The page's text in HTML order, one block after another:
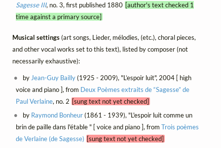
Sagesse III, no. 3, first published 1880 [author's text checked 1
time against a primary source]
Musical settings(art songs, Lieder, mélodies, (etc.), choral pieces,
and other vocal works set to this text), listed by composer (not
necessarily exhaustive):
byJean-Guy Bailly(1925 - 2009), "L’espoir luit", 2004 [ high
voice and piano ], from Deux Poèmes extraits de “Sagesse” de
Paul Verlaine, no. 2 [sung text not yet checked]
by Raymond Bonheur(1861 - 1939), "L'espoir luit comme un
brin de paille dans l'étable " [ voice and piano ], from Trois poèmes
de Verlaine (de Sagesse) [sung text not yet checked]